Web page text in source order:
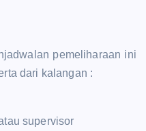
pemeliharaan ini
dari kalangan :
supervisor